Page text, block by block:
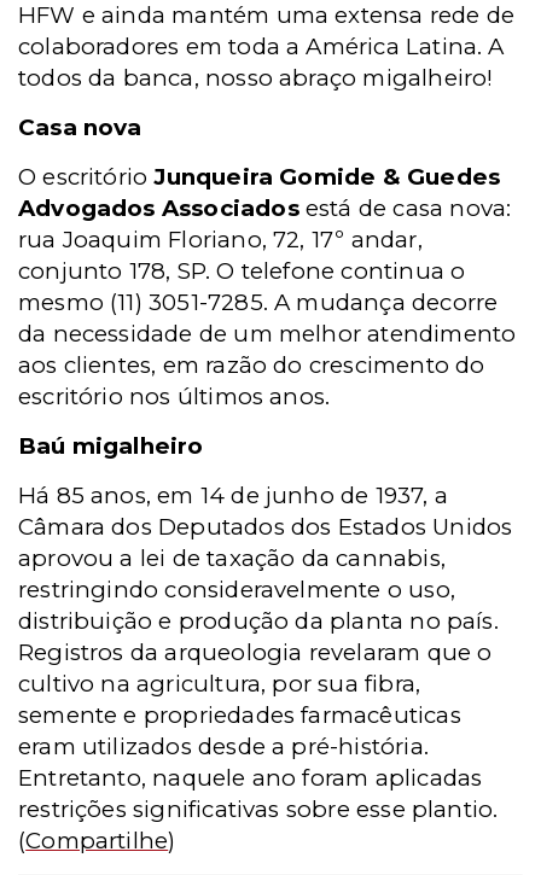
HFW e ainda mantém uma extensa rede de
colaboradores em toda a América Latina. A
todos da banca, nosso abraço migalheiro!
Casa nova
O escritórioJunqueira Gomide & Guedes
Advogados Associadosestá de casa nova:
rua Joaquim Floriano, 72, 17º andar,
conjunto 178, SP. O telefone continua o
mesmo (11) 3051-7285. A mudança decorre
da necessidade de um melhor atendimento
aos clientes, em razão do crescimento do
escritório nos últimos anos.
Baú migalheiro
Há 85 anos, em 14 de junho de 1937, a
Câmara dos Deputados dos Estados Unidos
aprovou a lei de taxação da cannabis,
restringindo consideravelmente o uso,
distribuição e produção da planta no país.
Registros da arqueologia revelaram que o
cultivo na agricultura, por sua fibra,
semente e propriedades farmacêuticas
eram utilizados desde a pré-história.
Entretanto, naquele ano foram aplicadas
restrições significativas sobre esse plantio.
(Compartilhe)